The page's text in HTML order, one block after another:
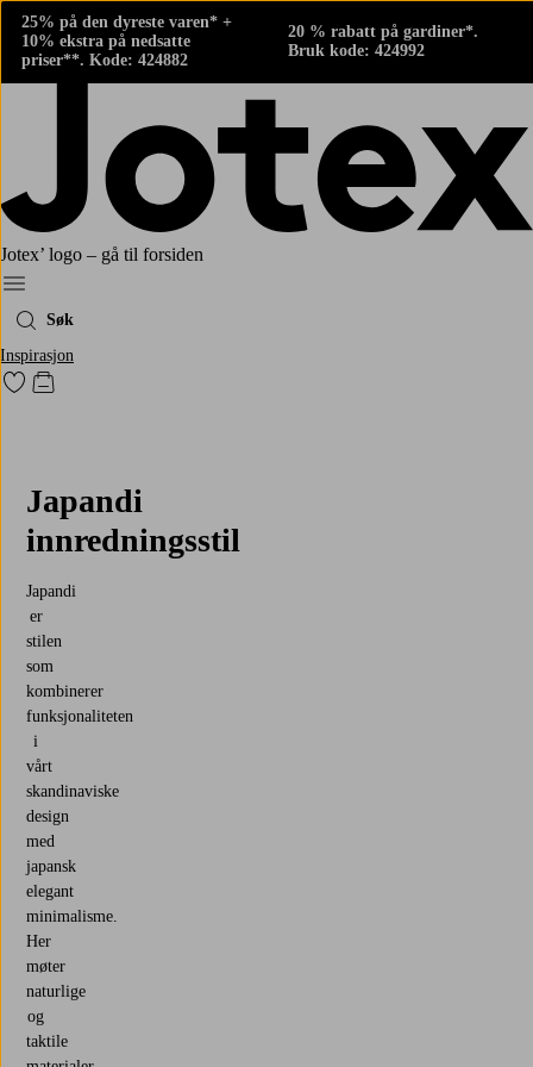
25% på den dyreste varen* +
10% ekstra på nedsatte
priser**. Kode: 424882
20 % rabatt på gardiner*.
Bruk kode: 424992
Jotex’ logo – gå til forsiden
Meny
Søk
Inspirasjon
Gå til favorittmerkede produkter
Gå til handlekurven
Japandi
innredningsstil
Japandi
er
stilen
som
kombinerer
funksjonaliteten
i
vårt
skandinaviske
design
med
japansk
elegant
minimalisme.
Her
møter
naturlige
og
taktile